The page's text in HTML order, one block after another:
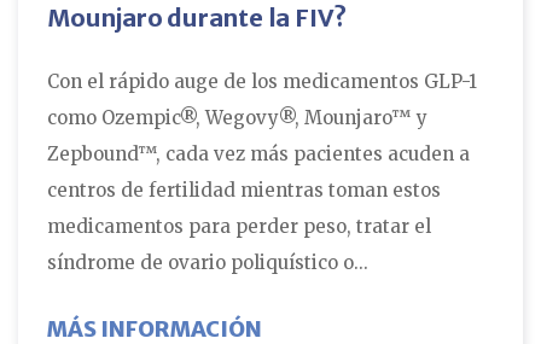
Mounjaro durante la FIV?
Con el rápido auge de los medicamentos GLP-1
como Ozempic®, Wegovy®, Mounjaro™ y
Zepbound™, cada vez más pacientes acuden a
centros de fertilidad mientras toman estos
medicamentos para perder peso, tratar el
síndrome de ovario poliquístico o...
MÁS INFORMACIÓN